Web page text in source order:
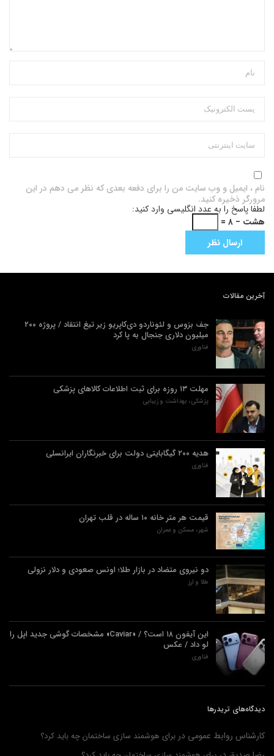
نام ، ایمیل و وب سایت من را برای دفعه بعدی که نظر می دهم در این
مرورگر ذخیره کنید.
لطفا پاسخ را به عدد انگلیسی وارد کنید:
هشت − ۸ =
آخرین مقالات
جف بزوس و لئوناردو دی‌کاپریو زیر تیغ انتقاد / پروژه ۲۰۰
میلیون دلاری جنجال به پا کرد
فناوری
مهلت ۱۳ روزه برای ثبت اطلاعات کالاهای پزشکی
پزشکی، بهداشت و زیبایی
هدیه ۲۰۰ گیگابایتی دولت برای خبرنگاران ایرانسلی
فناوری
قیمت هر متر خانه ۱۰ ساله در قلب تهران
شهر، مسکن و عمران
دو نیروی متضاد در بازار طلا؛ اونس صعودی و دلار نزولی
طلا و ارز
این آیفون ۱۸ است؟ / «Caviar» مشخصات گوشی جدید اپل را
لو داد / عکس
فناوری
دیدگاه‌های تریدرها
کارشناس روابط عمومی دربرای هوشمند سازی ساختمان چه باید کرد؟